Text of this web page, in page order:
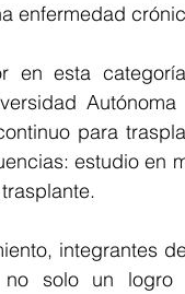
enfermedad
en esta
para
estudio en
integrantes
no solo un